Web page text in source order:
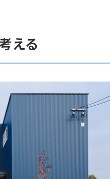
える